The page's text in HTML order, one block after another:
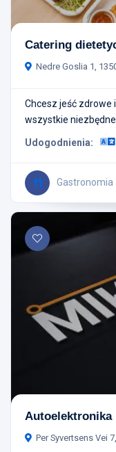
Catering
Nedre Goslia 1,
Chcesz jeść zdrowe
wszystkie niezbędne
Udogodnienia:
Gastronomia
Autoelektronika
Per Syvertsens Vei